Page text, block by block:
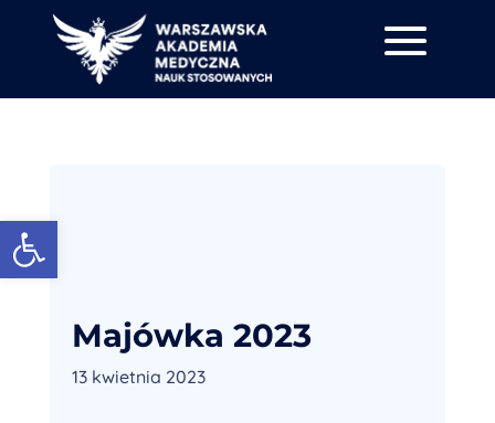
Majówka 2023
13 kwietnia 2023
Otwórz pasek narzędzi